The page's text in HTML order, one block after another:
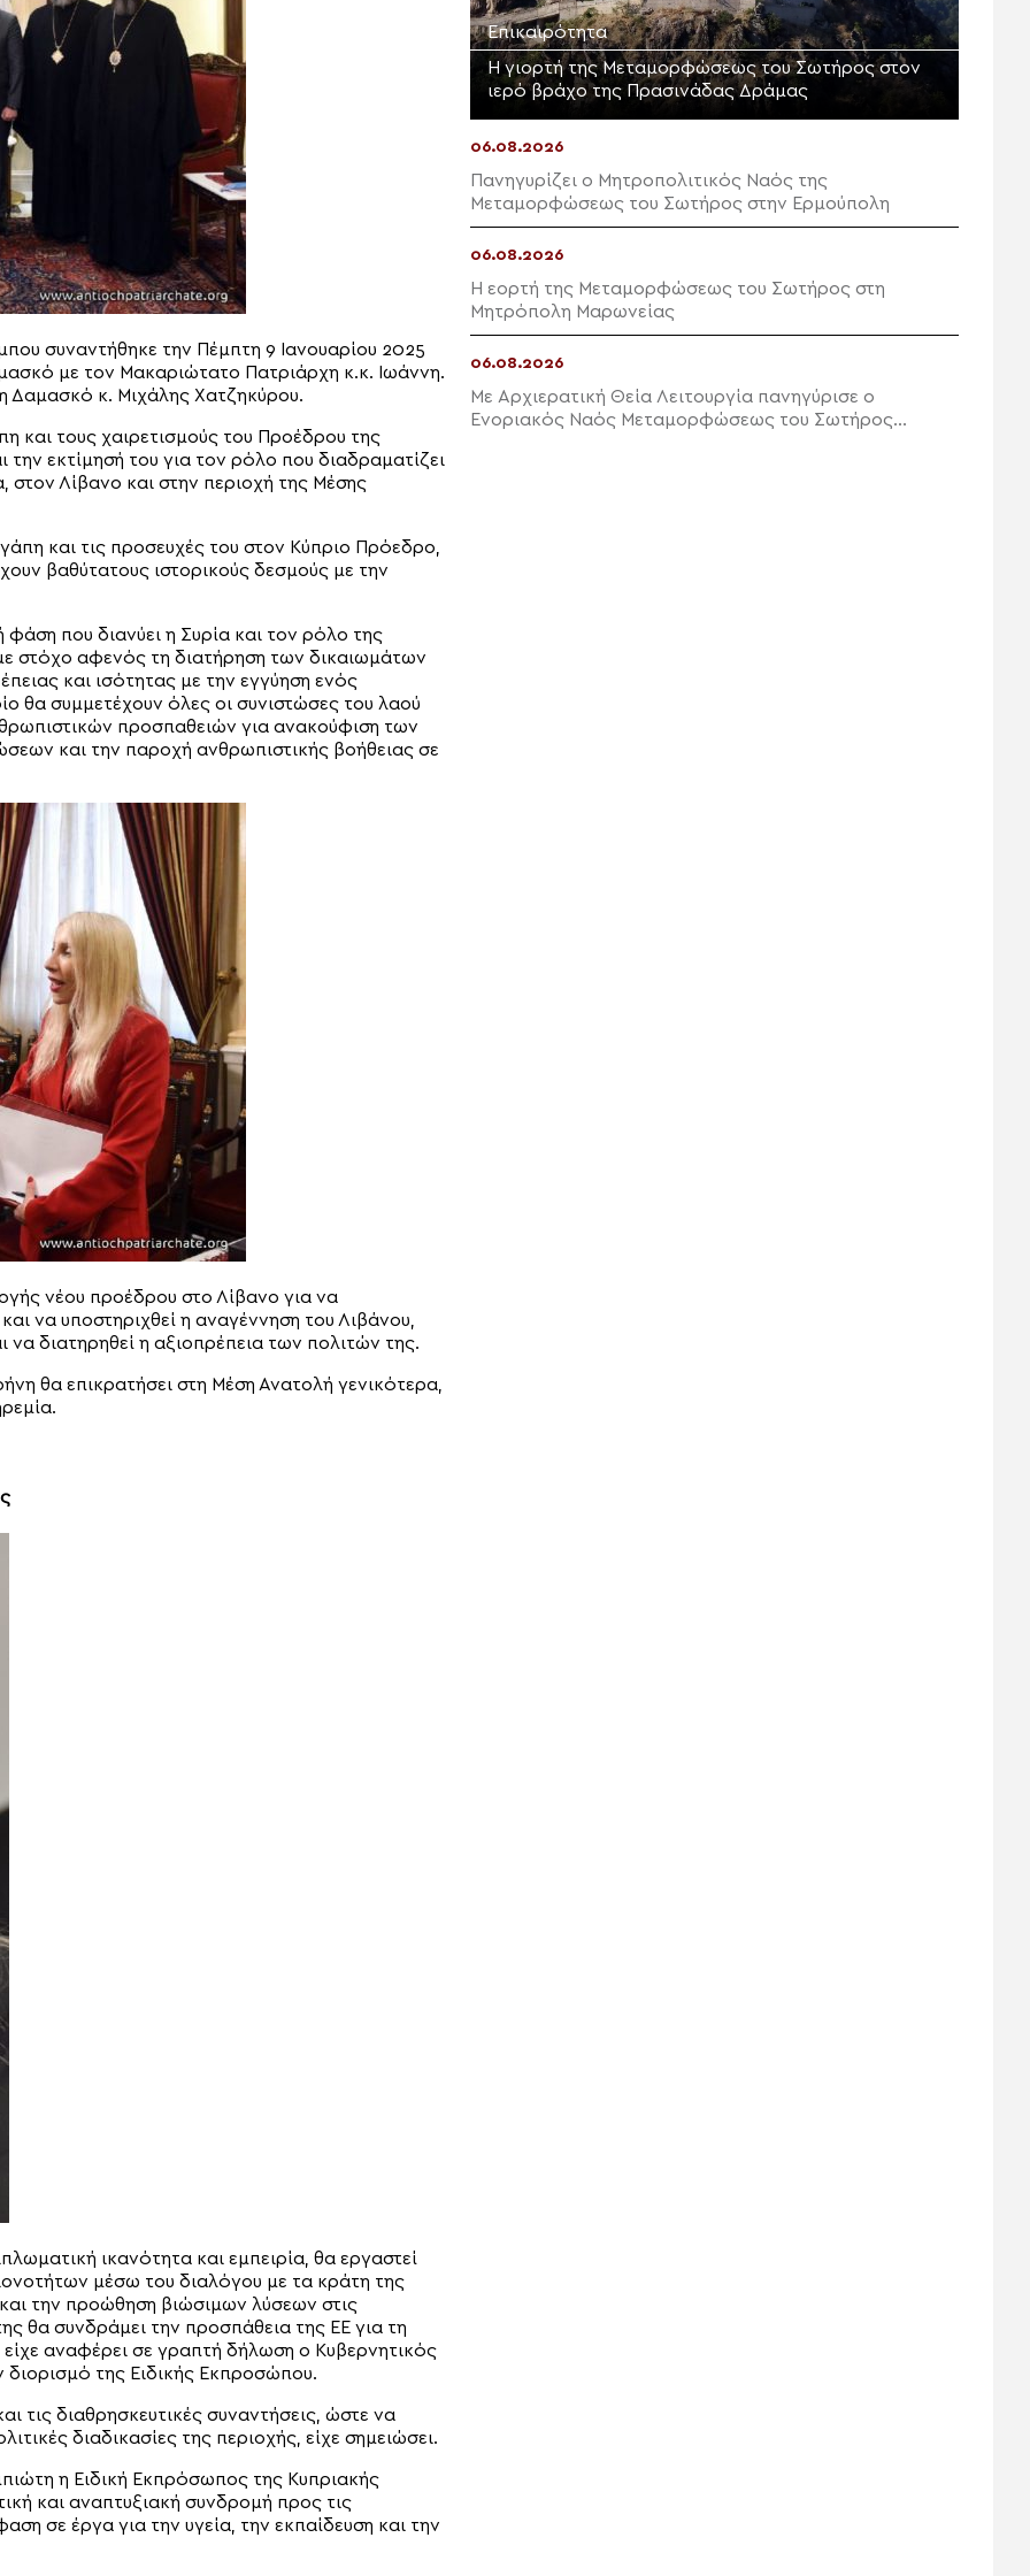
συναντήθηκε την Πέμπτη 9 Ιανουαρίου 2025
με τον Μακαριώτατο Πατριάρχη κ.κ. Ιωάννη.
Δαμασκό κ. Μιχάλης Χατζηκύρου.
και τους χαιρετισμούς του Προέδρου της
εκτίμησή του για τον ρόλο που διαδραματίζει
στον Λίβανο και στην περιοχή της Μέσης
και τις προσευχές του στον Κύπριο Πρόεδρο,
βαθύτατους ιστορικούς δεσμούς με την
που διανύει η Συρία και τον ρόλο της
στόχο αφενός τη διατήρηση των δικαιωμάτων
και ισότητας με την εγγύηση ενός
θα συμμετέχουν όλες οι συνιστώσες του λαού
προσπαθειών για ανακούφιση των
και την παροχή ανθρωπιστικής βοήθειας σε
νέου προέδρου στο Λίβανο για να
να υποστηριχθεί η αναγέννηση του Λιβάνου,
διατηρηθεί η αξιοπρέπεια των πολιτών της.
θα επικρατήσει στη Μέση Ανατολή γενικότερα,
ικανότητα και εμπειρία, θα εργαστεί
μέσω του διαλόγου με τα κράτη της
την προώθηση βιώσιμων λύσεων στις
θα συνδράμει την προσπάθεια της ΕΕ για τη
αναφέρει σε γραπτή δήλωση ο Κυβερνητικός
της Ειδικής Εκπροσώπου.
τις διαθρησκευτικές συναντήσεις, ώστε να
διαδικασίες της περιοχής, είχε σημειώσει.
η Ειδική Εκπρόσωπος της Κυπριακής
και αναπτυξιακή συνδρομή προς τις
σε έργα για την υγεία, την εκπαίδευση και την
Επικαιρότητα
Η γιορτή της Μεταμορφώσεως του Σωτήρος στον
ιερό βράχο της Πρασινάδας Δράμας
06.08.2026
Πανηγυρίζει ο Μητροπολιτικός Ναός της
Μεταμορφώσεως του Σωτήρος στην Ερμούπολη
06.08.2026
Η εορτή της Μεταμορφώσεως του Σωτήρος στη
Μητρόπολη Μαρωνείας
06.08.2026
Με Αρχιερατική Θεία Λειτουργία πανηγύρισε ο
Ενοριακός Ναός Μεταμορφώσεως του Σωτήρος